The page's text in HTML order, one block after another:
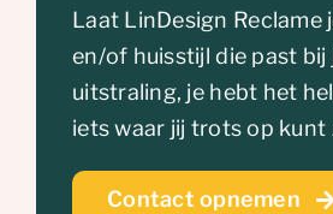
Laat LinDesign
en/of huisstijl die past
uitstraling, je hebt het
iets waar jij trots op kunt
Contact opnemen